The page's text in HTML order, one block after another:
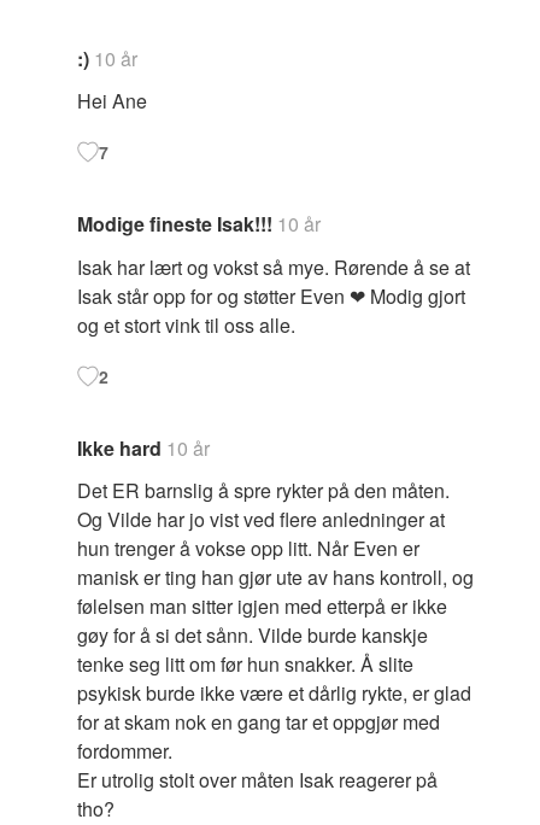
:) 10 år
Hei Ane
7
Modige fineste Isak!!! 10 år
Isak har lært og vokst så mye. Rørende å se at
Isak står opp for og støtter Even ❤ Modig gjort
og et stort vink til oss alle.
2
Ikke hard 10 år
Det ER barnslig å spre rykter på den måten.
Og Vilde har jo vist ved flere anledninger at
hun trenger å vokse opp litt. Når Even er
manisk er ting han gjør ute av hans kontroll, og
følelsen man sitter igjen med etterpå er ikke
gøy for å si det sånn. Vilde burde kanskje
tenke seg litt om før hun snakker. Å slite
psykisk burde ikke være et dårlig rykte, er glad
for at skam nok en gang tar et oppgjør med
fordommer.
Er utrolig stolt over måten Isak reagerer på
tho?